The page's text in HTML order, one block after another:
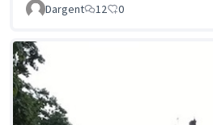
Dargent
12 0